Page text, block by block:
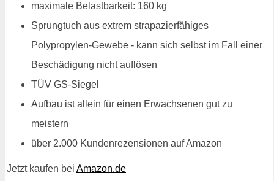
maximale Belastbarkeit: 160 kg
Sprungtuch aus extrem strapazierfähiges
Polypropylen-Gewebe - kann sich selbst im Fall einer
Beschädigung nicht auflösen
TÜV GS-Siegel
Aufbau ist allein für einen Erwachsenen gut zu
meistern
über 2.000 Kundenrezensionen auf Amazon
Jetzt kaufen bei Amazon.de